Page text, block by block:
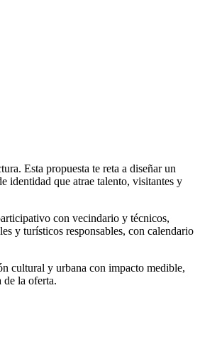
Esta propuesta te reta a diseñar un
identidad que atrae talento, visitantes y
con vecindario y técnicos,
y turísticos responsables, con calendario
cultural y urbana con impacto medible,
de la oferta.